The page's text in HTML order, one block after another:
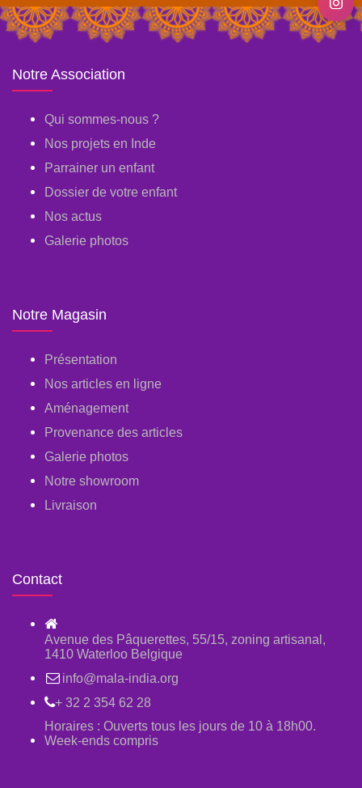
Notre Association
Qui sommes-nous ?
Nos projets en Inde
Parrainer un enfant
Dossier de votre enfant
Nos actus
Galerie photos
Notre Magasin
Présentation
Nos articles en ligne
Aménagement
Provenance des articles
Galerie photos
Notre showroom
Livraison
Contact
Avenue des Pâquerettes, 55/15, zoning artisanal,
1410 Waterloo Belgique
info@mala-india.org
+ 32 2 354 62 28
Horaires : Ouverts tous les jours de 10 à 18h00.
Week-ends compris